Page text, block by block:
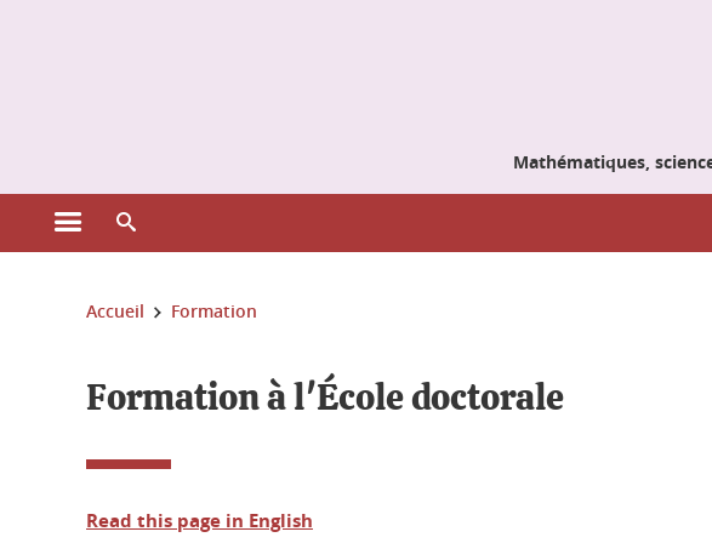
Mathématiques,
Ouvrir le menu principal
Vous êtes ici :
Accueil Formation
Formation à l'École doctorale
Read this page in English